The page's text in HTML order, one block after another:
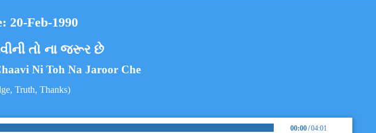
20-Feb-1990
તો ના જરૂર છે
Ni Toh Na Jaroor Che
Truth, Thanks)
00:00/04:01